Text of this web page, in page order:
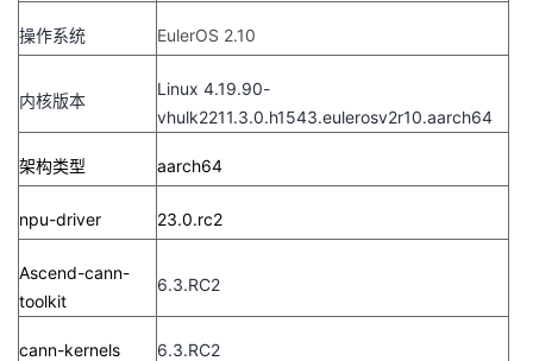
操作系统 EulerOS 2.10
内核版本
Linux 4.19.90-
vhulk2211.3.0.h1543.eulerosv2r10.aarch64
架构类型 aarch64
npu-driver 23.0.rc2
Ascend-cann-
toolkit
6.3.RC2
cann-kernels 6.3.RC2